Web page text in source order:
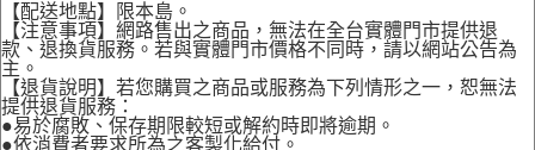
【配送地點】限本島。
【注意事項】網路售出之商品，無法在全台實體門市提供退
款、退換貨服務。若與實體門市價格不同時，請以網站公告為
主。
【退貨說明】若您購買之商品或服務為下列情形之一，恕無法
提供退貨服務：
●易於腐敗、保存期限較短或解約時即將逾期。
●依消費者要求所為之客製化給付。